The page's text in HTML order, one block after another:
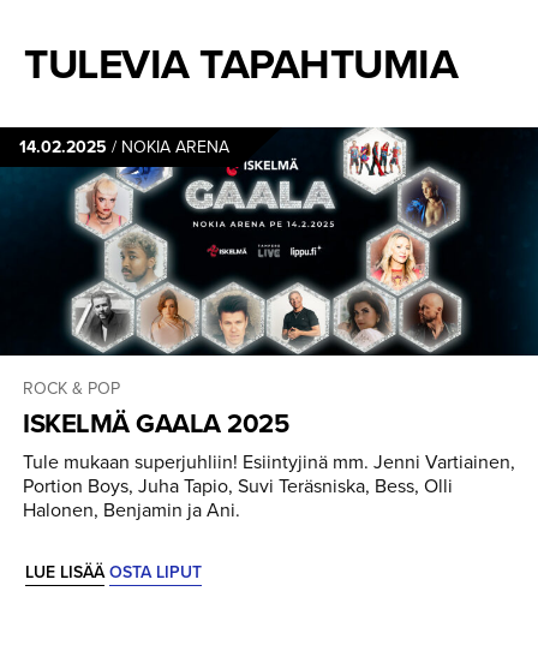
TULEVIA TAPAHTUMIA
14.02.2025 / NOKIA ARENA
ROCK & POP
ISKELMÄ GAALA 2025
Tule mukaan superjuhliin! Esiintyjinä mm. Jenni Vartiainen,
Portion Boys, Juha Tapio, Suvi Teräsniska, Bess, Olli
Halonen, Benjamin ja Ani.
LUE LISÄÄ OSTA LIPUT